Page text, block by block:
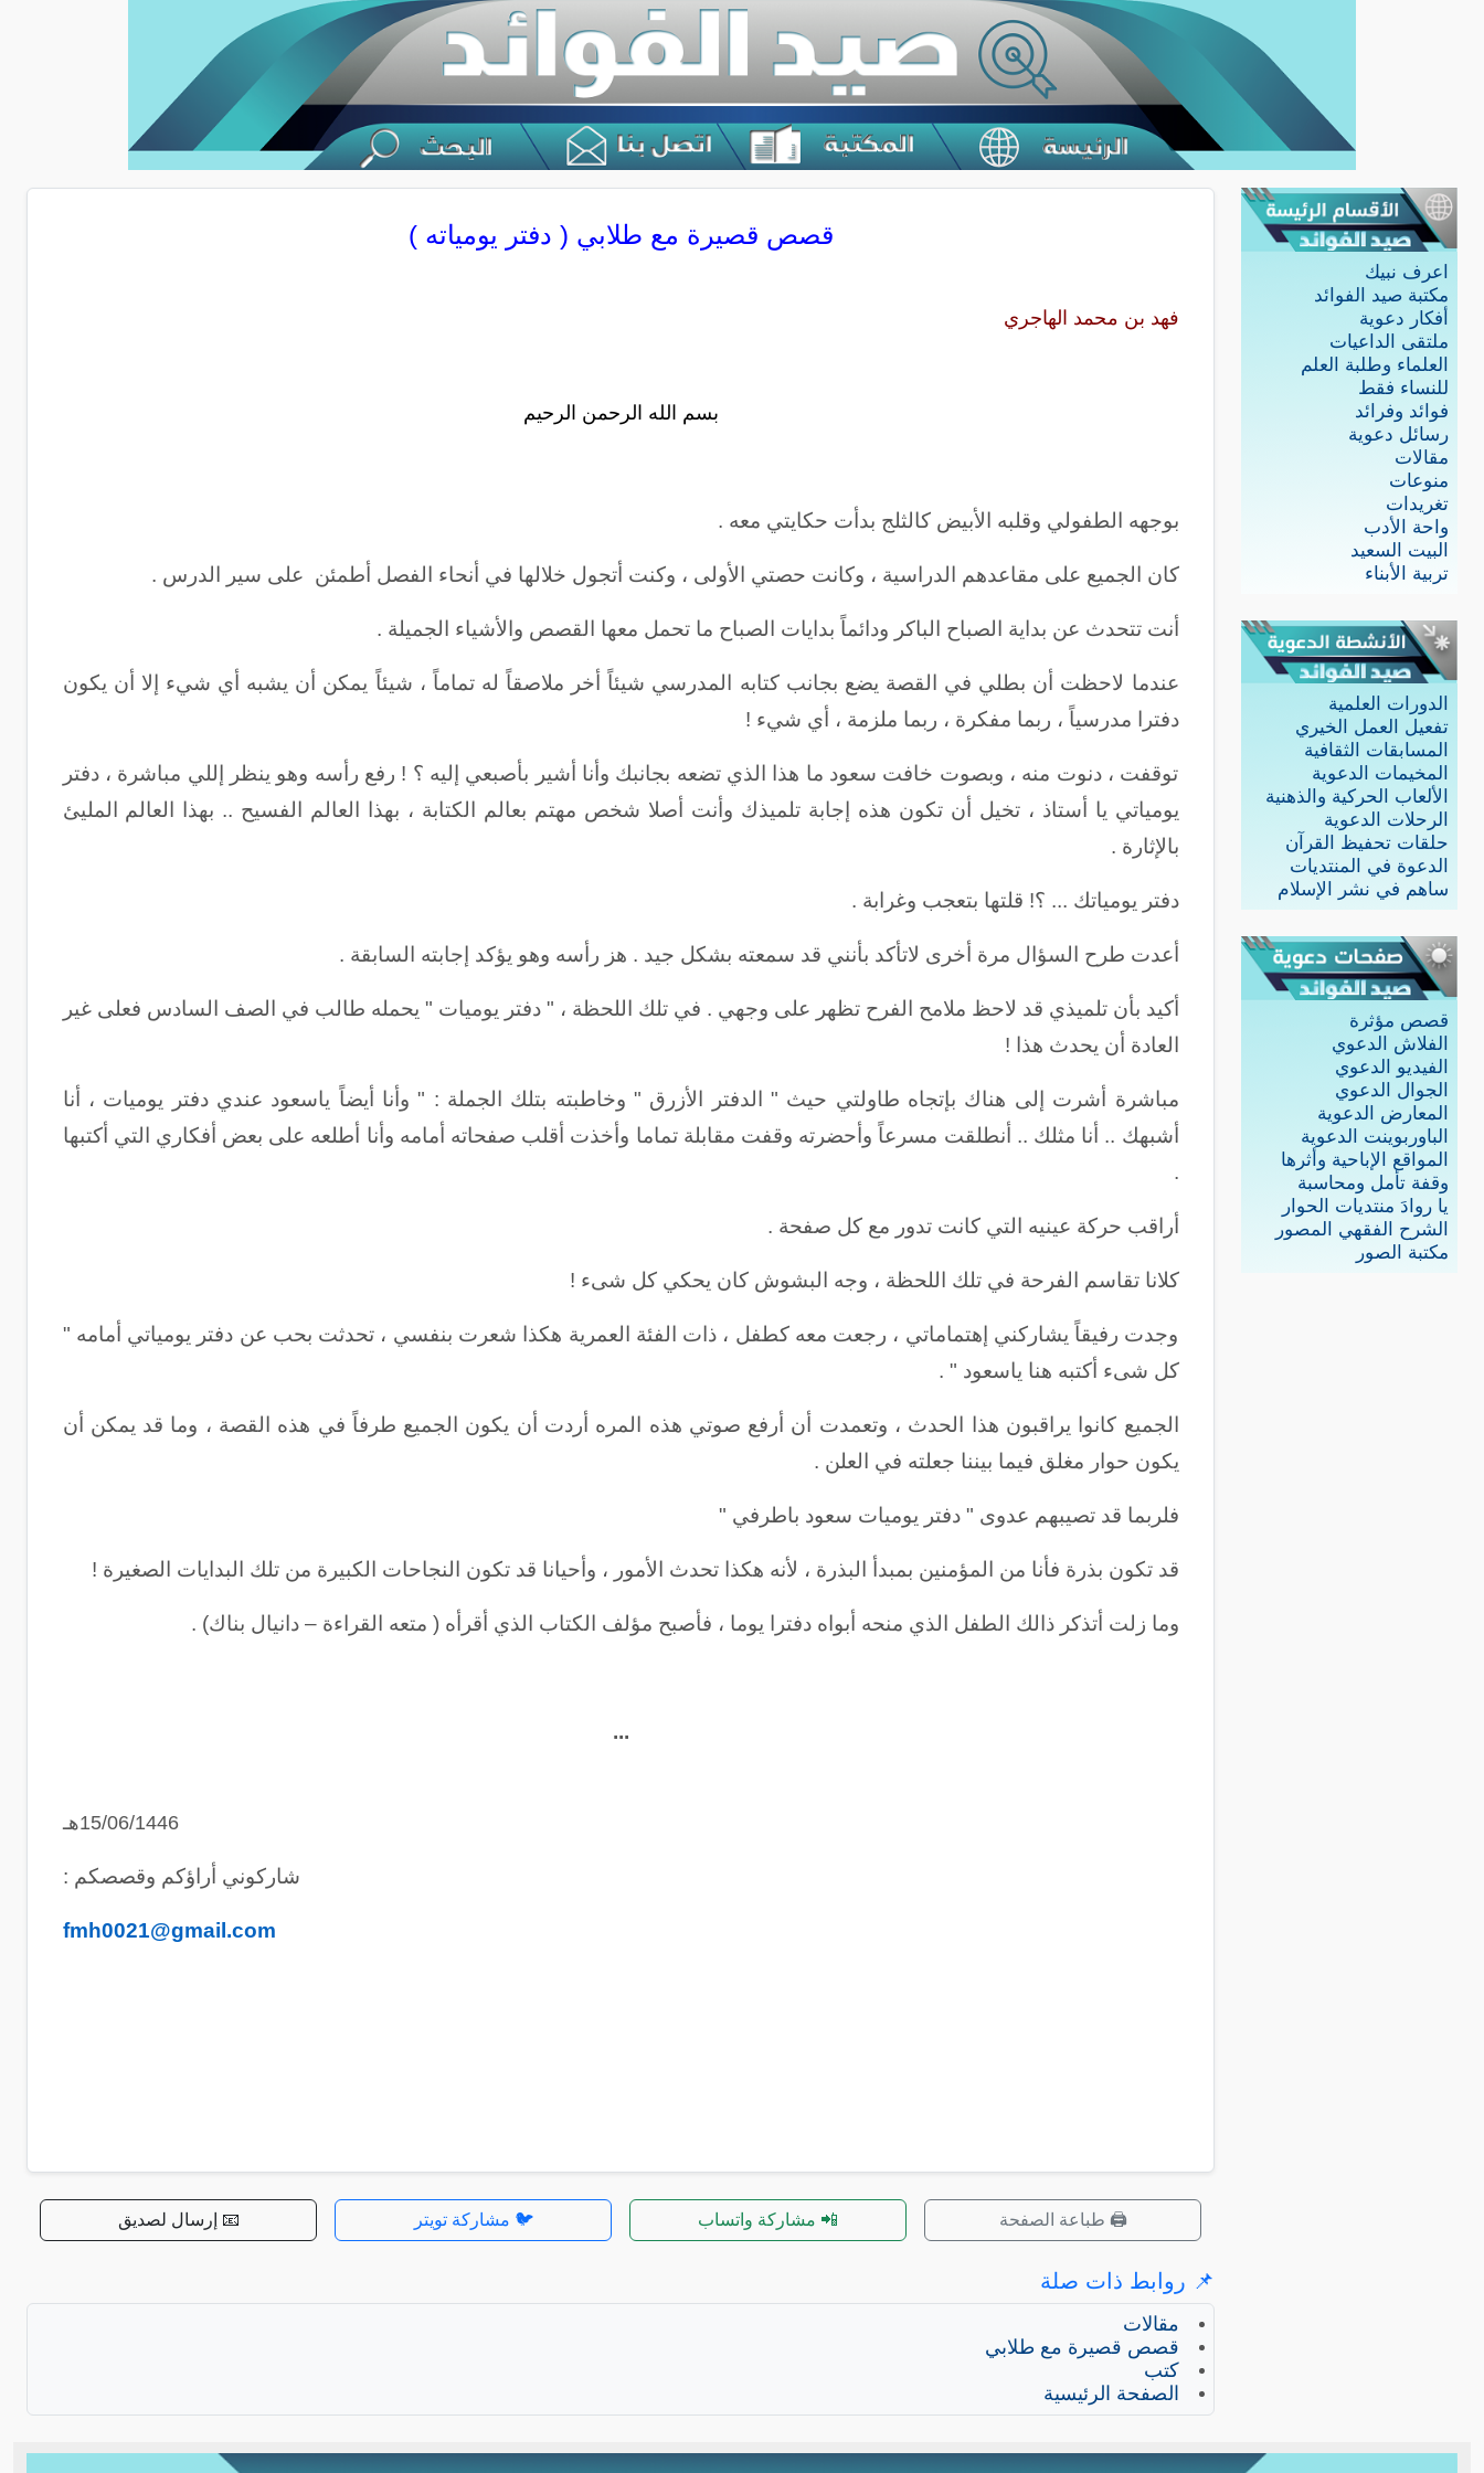
اعرف نبيك
مكتبة صيد الفوائد
أفكار دعوية
ملتقى الداعيات
العلماء وطلبة العلم
للنساء فقط
فوائد وفرائد
رسائل دعوية
مقالات
منوعات
تغريدات
واحة الأدب
البيت السعيد
تربية الأبناء
الدورات العلمية
تفعيل العمل الخيري
المسابقات الثقافية
المخيمات الدعوية
الألعاب الحركية والذهنية
الرحلات الدعوية
حلقات تحفيظ القرآن
الدعوة في المنتديات
ساهم في نشر الإسلام
قصص مؤثرة
الفلاش الدعوي
الفيديو الدعوي
الجوال الدعوي
المعارض الدعوية
الباوربوينت الدعوية
المواقع الإباحية وأثرها
وقفة تأمل ومحاسبة
يا روادَ منتديات الحوار
الشرح الفقهي المصور
مكتبة الصور
قصص قصيرة مع طلابي ( دفتر يومياته )
فهد بن محمد الهاجري
بسم الله الرحمن الرحيم
بوجهه الطفولي وقلبه الأبيض كالثلج بدأت حكايتي معه .
كان الجميع على مقاعدهم الدراسية ، وكانت حصتي الأولى ، وكنت أتجول خلالها في أنحاء الفصل أطمئن على سير الدرس .
أنت تتحدث عن بداية الصباح الباكر ودائماً بدايات الصباح ما تحمل معها القصص والأشياء الجميلة .
عندما لاحظت أن بطلي في القصة يضع بجانب كتابه المدرسي شيئاً أخر ملاصقاً له تماماً ، شيئاً يمكن أن يشبه أي شيء إلا أن يكون
دفترا مدرسياً ، ربما مفكرة ، ربما ملزمة ، أي شيء !
توقفت ، دنوت منه ، وبصوت خافت سعود ما هذا الذي تضعه بجانبك وأنا أشير بأصبعي إليه ؟ ! رفع رأسه وهو ينظر إللي مباشرة ، دفتر
يومياتي يا أستاذ ، تخيل أن تكون هذه إجابة تلميذك وأنت أصلا شخص مهتم بعالم الكتابة ، بهذا العالم الفسيح .. بهذا العالم المليئ
بالإثارة .
دفتر يومياتك ... ؟! قلتها بتعجب وغرابة .
أعدت طرح السؤال مرة أخرى لاتأكد بأنني قد سمعته بشكل جيد . هز رأسه وهو يؤكد إجابته السابقة .
أكيد بأن تلميذي قد لاحظ ملامح الفرح تظهر على وجهي . في تلك اللحظة ، " دفتر يوميات " يحمله طالب في الصف السادس فعلى غير
العادة أن يحدث هذا !
مباشرة أشرت إلى هناك بإتجاه طاولتي حيث " الدفتر الأزرق " وخاطبته بتلك الجملة : " وأنا أيضاً ياسعود عندي دفتر يوميات ، أنا
أشبهك .. أنا مثلك .. أنطلقت مسرعاً وأحضرته وقفت مقابلة تماما وأخذت أقلب صفحاته أمامه وأنا أطلعه على بعض أفكاري التي أكتبها
.
أراقب حركة عينيه التي كانت تدور مع كل صفحة .
كلانا تقاسم الفرحة في تلك اللحظة ، وجه البشوش كان يحكي كل شىء !
وجدت رفيقاً يشاركني إهتماماتي ، رجعت معه كطفل ، ذات الفئة العمرية هكذا شعرت بنفسي ، تحدثت بحب عن دفتر يومياتي أمامه "
كل شىء أكتبه هنا ياسعود " .
الجميع كانوا يراقبون هذا الحدث ، وتعمدت أن أرفع صوتي هذه المره أردت أن يكون الجميع طرفاً في هذه القصة ، وما قد يمكن أن
يكون حوار مغلق فيما بيننا جعلته في العلن .
فلربما قد تصيبهم عدوى " دفتر يوميات سعود باطرفي "
قد تكون بذرة فأنا من المؤمنين بمبدأ البذرة ، لأنه هكذا تحدث الأمور ، وأحيانا قد تكون النجاحات الكبيرة من تلك البدايات الصغيرة !
وما زلت أتذكر ذالك الطفل الذي منحه أبواه دفترا يوما ، فأصبح مؤلف الكتاب الذي أقرأه ( متعه القراءة – دانيال بناك) .
...
15/06/1446هـ
شاركوني أراؤكم وقصصكم :
fmh0021@gmail.com
🖨️ طباعة الصفحة 📲 مشاركة واتساب 🐦 مشاركة تويتر 📧 إرسال لصديق
📌 روابط ذات صلة
مقالات
قصص قصيرة مع طلابي
كتب
الصفحة الرئيسية